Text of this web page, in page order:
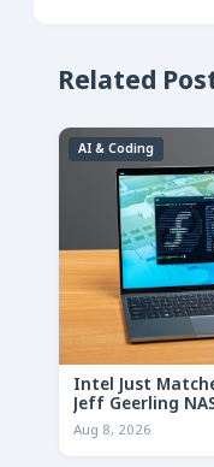
Related
AI & Coding
Intel Just
Jeff Geerling
Aug 8, 2026